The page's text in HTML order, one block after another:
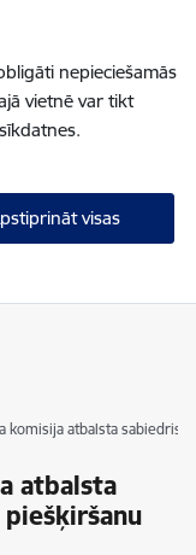
nepieciešamās
vietnē var tikt
visas
komisija atbalsta
atbalsta